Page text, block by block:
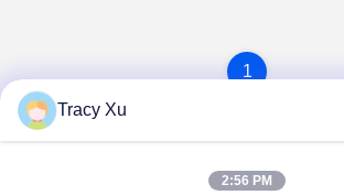
1
Tracy Xu
2:56 PM